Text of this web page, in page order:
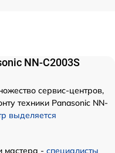
NN-C2003S
сервис-центров,
техники Panasonic NN-
выделяется
мастера - специалисты